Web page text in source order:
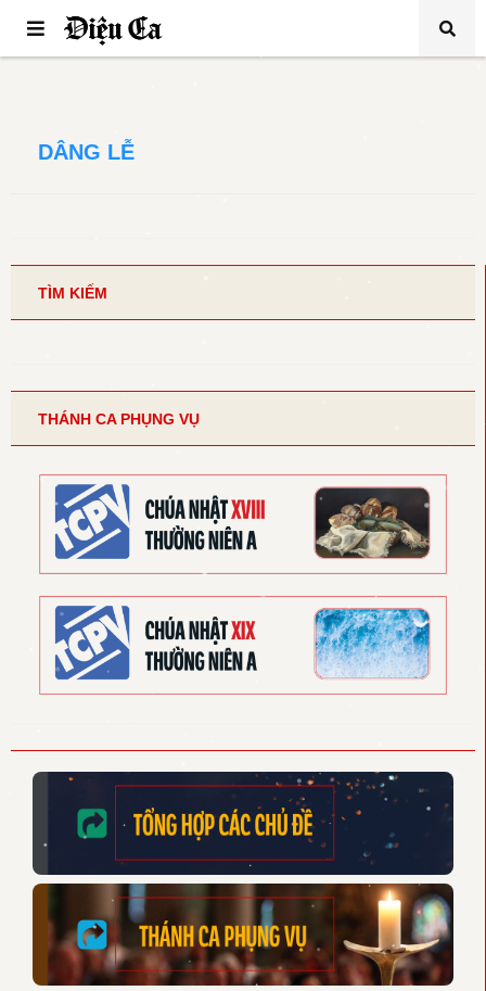
DÂNG LỄ
TÌM KIẾM
THÁNH CA PHỤNG VỤ